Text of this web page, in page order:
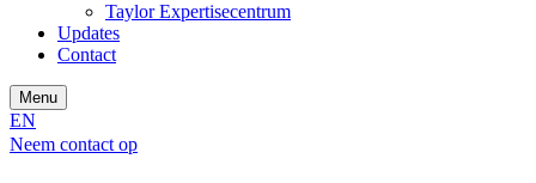
Taylor Expertisecentrum
Updates
Contact
Menu
EN
Neem contact op